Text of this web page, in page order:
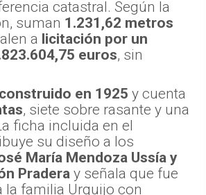
catastral. Según la
suman 1.231,62 metros
a licitación por un
euros, sin
construido en 1925 y cuenta
, siete sobre rasante y una
ficha incluida en el
su diseño a los
María Mendoza Ussía y
Pradera y señala que fue
la familia Urquijo con